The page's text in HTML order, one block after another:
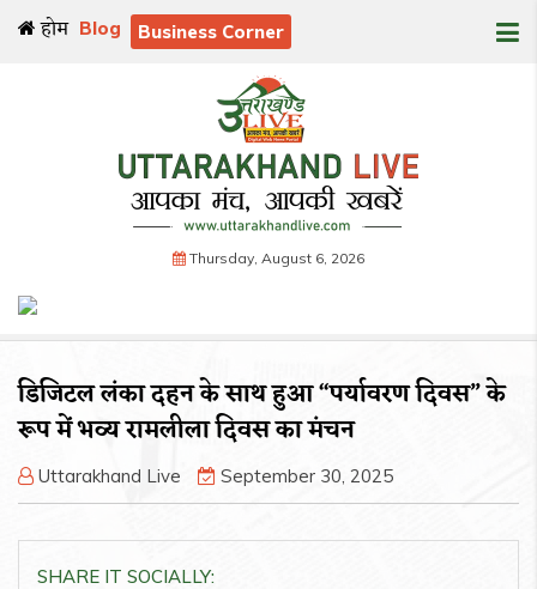
होम Blog Business Corner
Thursday, August 6, 2026
डिजिटल लंका दहन के साथ हुआ “पर्यावरण दिवस” के
रूप में भव्य रामलीला दिवस का मंचन
Uttarakhand Live September 30, 2025
SHARE IT SOCIALLY: